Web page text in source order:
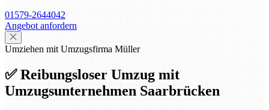
01579-2644042
Angebot anfordern
Umziehen mit Umzugsfirma Müller
✅ Reibungsloser Umzug mit
Umzugsunternehmen Saarbrücken